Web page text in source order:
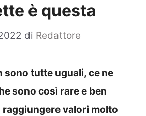
è questa
di Redattore
sono tutte uguali, ce ne
sono così rare e ben
valori molto